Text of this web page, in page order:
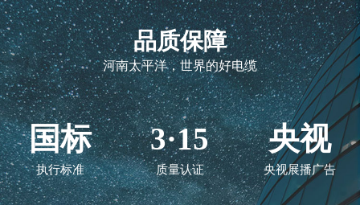
品质保障
河南太平洋，世界的好电缆
国标
执行标准
3·15
质量认证
央视
央视展播广告